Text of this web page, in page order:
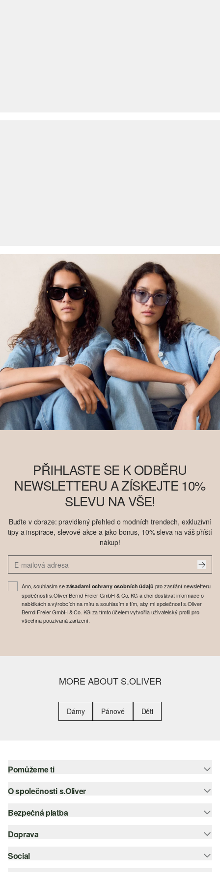
PŘIHLASTE SE K ODBĚRU
NEWSLETTERU A ZÍSKEJTE 10%
SLEVU NA VŠE!
Buďte v obraze: pravidlený přehled o modních trendech, exkluzivní
tipy a inspirace, slevové akce a jako bonus, 10% sleva na váš příští
nákup!
Ano, souhlasím se zásadami ochrany osobních údajů pro zasílání newsletteru
společnosti s.Oliver Bernd Freier GmbH & Co. KG a chci dostávat informace o
nabídkách a výrobcích na míru a souhlasím s tím, aby mi společnost s.Oliver
Bernd Freier GmbH & Co. KG za tímto účelem vytvořila uživatelský profil pro
všechna používaná zařízení.
MORE ABOUT S.OLIVER
Dámy Pánové Děti
Pomůžeme ti
Nápověda – často kladené otázky
Nápověda k velikostem
O společnosti s.Oliver
Newsletter
s.Oliver Group
Bezpečná platba
Platební karta
PayPal
Doprava
Česká pošta
Social